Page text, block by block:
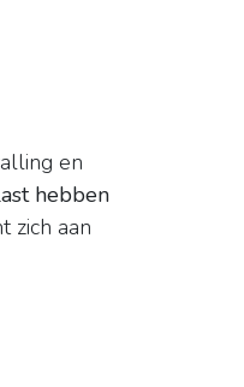
en
hebben
zich aan